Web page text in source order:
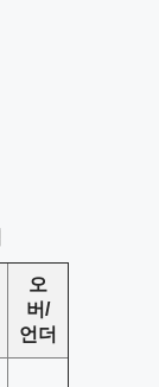
오
버/
언더